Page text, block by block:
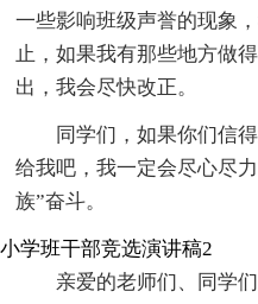
一些影响班级声誉的现象
止，如果我有那些地方做
出，我会尽快改正。
同学们，如果你们信
给我吧，我一定会尽心尽
族”奋斗。
小学班干部竞选演讲稿2
亲爱的老师们、同学们